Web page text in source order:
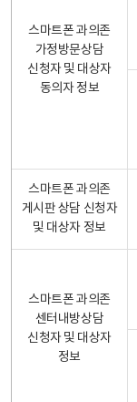
스마트폰 과의존
가정방문상담
신청자 및 대상자
동의자 정보
스마트폰 과의존
게시판 상담 신청자
및 대상자 정보
스마트폰 과의존
센터내방상담
신청자 및 대상자
정보